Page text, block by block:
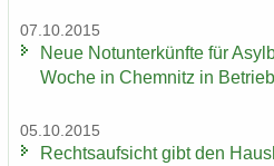
07.10.2015
Neue Not­un­ter­künf­te für
Woche in Chem­nitz in Be­trieb
05.10.2015
Rechts­auf­sicht gibt den